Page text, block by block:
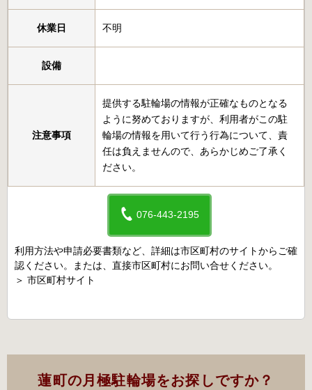
休業日 不明
設備
注意事項
提供する駐輪場の情報が正確なものとなる
ように努めておりますが、利用者がこの駐
輪場の情報を用いて行う行為について、責
任は負えませんので、あらかじめご了承く
ださい。
076-443-2195
利用方法や申請必要書類など、詳細は市区町村のサイトからご確
認ください。または、直接市区町村にお問い合せください。
＞ 市区町村サイト
蓮町の月極駐輪場をお探しですか？